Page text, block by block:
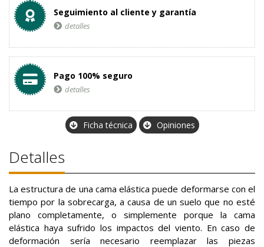
Seguimiento al cliente y garantía
detalles
Pago 100% seguro
detalles
Ficha técnica Opiniones
Detalles
La estructura de una cama elástica puede deformarse con el
tiempo por la sobrecarga, a causa de un suelo que no esté
plano completamente, o simplemente porque la cama
elástica haya sufrido los impactos del viento. En caso de
deformación sería necesario reemplazar las piezas